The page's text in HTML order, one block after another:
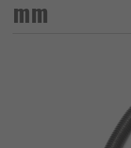
mm